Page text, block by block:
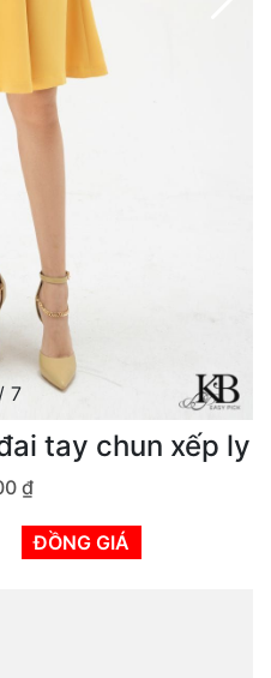
/ 7
tay chun xếp ly
₫
ĐỒNG GIÁ